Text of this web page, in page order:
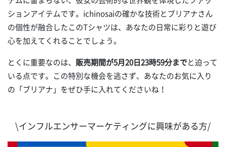
ションアイテムです。ichinosaiの確かな技術とブリアナさん
の個性が融合したこのTシャツは、あなたの日常に彩りと遊び
心を加えてくれることでしょう。
とくに重要なのは、 販売期間が5月20日23時59分までと迫って
いる点です。この特別な機会を逃さず、あなたのお気に入り
の「ブリアナ」をぜひ手に入れてくださいね！
\インフルエンサーマーケティングに興味がある方/